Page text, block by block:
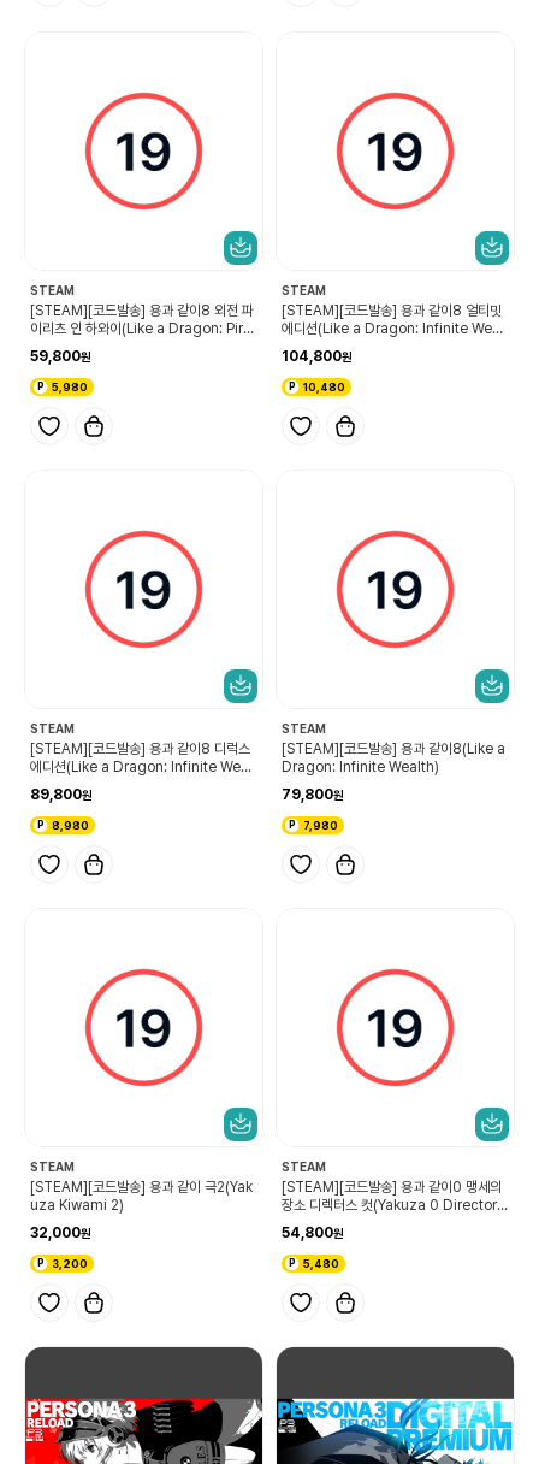
STEAM
[STEAM][코드발송] 용과 같이8 외전 파
이리츠 인 하와이(Like a Dragon: Pirat
59,800
5,980
STEAM
[STEAM][코드발송] 용과 같이8 얼티밋
에디션(Like a Dragon: Infinite Wealt
104,800
10,480
STEAM
[STEAM][코드발송] 용과 같이8 디럭스
에디션(Like a Dragon: Infinite Wealt
89,800
8,980
STEAM
[STEAM][코드발송] 용과 같이8(Like a
Dragon: Infinite Wealth)
79,800
7,980
STEAM
[STEAM][코드발송] 용과 같이 극2(Yak
uza Kiwami 2)
32,000
3,200
STEAM
[STEAM][코드발송] 용과 같이0 맹세의
장소 디렉터스 컷(Yakuza 0 Director's
54,800
5,480